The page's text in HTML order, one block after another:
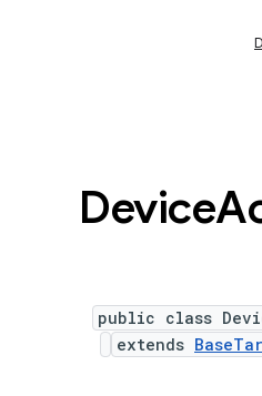
Device
public class
extends